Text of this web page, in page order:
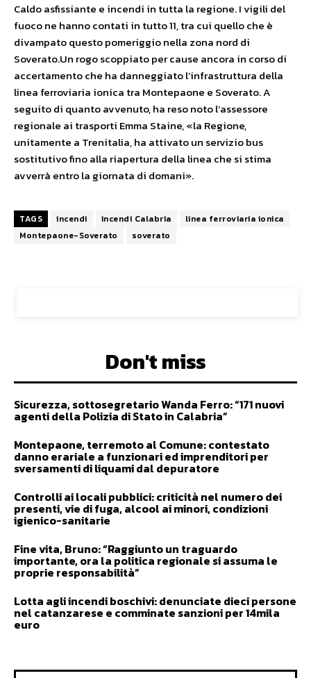
Caldo asfissiante e incendi in tutta la regione. I vigili del
fuoco ne hanno contati in tutto 11, tra cui quello che è
divampato questo pomeriggio nella zona nord di
Soverato.Un rogo scoppiato per cause ancora in corso di
accertamento che ha danneggiato l’infrastruttura della
linea ferroviaria ionica tra Montepaone e Soverato. A
seguito di quanto avvenuto, ha reso noto l’assessore
regionale ai trasporti Emma Staine, «la Regione,
unitamente a Trenitalia, ha attivato un servizio bus
sostitutivo fino alla riapertura della linea che si stima
avverrà entro la giornata di domani».
TAGS incendi incendi Calabria
linea ferroviaria ionica
Montepaone-Soverato
soverato
Don't miss
Sicurezza, sottosegretario Wanda Ferro: “171 nuovi
agenti della Polizia di Stato in Calabria”
Montepaone, terremoto al Comune: contestato
danno erariale a funzionari ed imprenditori per
sversamenti di liquami dal depuratore
Controlli ai locali pubblici: criticità nel numero dei
presenti, vie di fuga, alcool ai minori, condizioni
igienico-sanitarie
Fine vita, Bruno: “Raggiunto un traguardo
importante, ora la politica regionale si assuma le
proprie responsabilità”
Lotta agli incendi boschivi: denunciate dieci persone
nel catanzarese e comminate sanzioni per 14mila
euro